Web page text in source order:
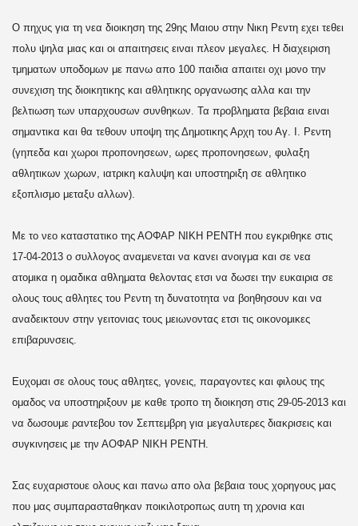
Ο πηχυς για τη νεα διοικηση της 29ης Μαιου στην Νικη Ρεντη εχει τεθει
πολυ ψηλα μιας και οι απαιτησεις ειναι πλεον μεγαλες. Η διαχειριση
τμηματων υποδομων με πανω απο 100 παιδια απαιτει οχι μονο την
συνεχιση της διοικητικης και αθλητικης οργανωσης αλλα και την
βελτιωση των υπαρχουσων συνθηκων. Τα προβληματα βεβαια ειναι
σημαντικα και θα τεθουν υποψη της Δημοτικης Αρχη του Αγ. Ι. Ρεντη
(γηπεδα και χωροι προπονησεων, ωρες προπονησεων, φυλαξη
αθλητικων χωρων, ιατρικη καλυψη και υποστηριξη σε αθλητικο
εξοπλισμο μεταξυ αλλων).
Με το νεο καταστατικο της ΑΟΦΑΡ ΝΙΚΗ ΡΕΝΤΗ που εγκριθηκε στις
17-04-2013 ο συλλογος αναμενεται να κανει ανοιγμα και σε νεα
ατομικα η ομαδικα αθληματα θελοντας ετσι να δωσει την ευκαιρια σε
ολους τους αθλητες του Ρεντη τη δυνατοτητα να βοηθησουν και να
αναδεικτουν στην γειτονιας τους μειωνοντας ετσι τις οικονομικες
επιβαρυνσεις.
Ευχομαι σε ολους τους αθλητες, γονεις, παραγοντες και φιλους της
ομαδος να υποστηριξουν με καθε τροπο τη διοικηση στις 29-05-2013 και
να δωσουμε ραντεβου τον Σεπτεμβρη για μεγαλυτερες διακρισεις και
συγκινησεις με την ΑΟΦΑΡ ΝΙΚΗ ΡΕΝΤΗ.
Σας ευχαριστουε ολους και πανω απο ολα βεβαια τους χορηγους μας
που μας συμπαρασταθηκαν ποικιλοτροπως αυτη τη χρονια και